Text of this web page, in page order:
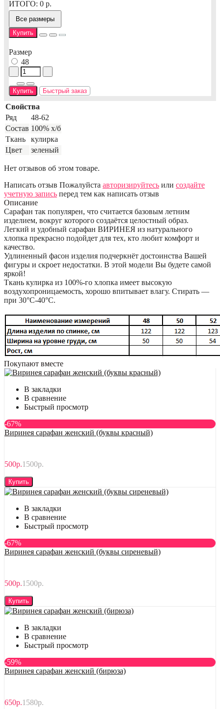
ИТОГО: 0 р.
Все размеры
Купить
Размер
48
Купить Быстрый заказ
Свойства
Ряд
48-62
Состав 100% х/б
Ткань
кулирка
Цвет
зеленый
Нет отзывов об этом товаре.
Написать отзыв Пожалуйста авторизируйтесь или создайте
учетную запись перед тем как написать отзыв
Описание
Сарафан так популярен, что считается базовым летним
изделием, вокруг которого создаётся целостный образ.
Легкий и удобный сарафан ВИРИНЕЯ из натурального
хлопка прекрасно подойдет для тех, кто любит комфорт и
качество.
Удлиненный фасон изделия подчеркнёт достоинства Вашей
фигуры и скроет недостатки. В этой модели Вы будете самой
яркой!
Ткань кулирка из 100%-го хлопка имеет высокую
воздухопроницаемость, хорошо впитывает влагу. Стирать —
при 30°С-40°C.
Покупают вместе
В закладки
В сравнение
Быстрый просмотр
-67%
Виринея сарафан женский (буквы красный)
500р.1500р.
Купить
В закладки
В сравнение
Быстрый просмотр
-67%
Виринея сарафан женский (буквы сиреневый)
500р.1500р.
Купить
В закладки
В сравнение
Быстрый просмотр
-59%
Виринея сарафан женский (бирюза)
650р.1580р.